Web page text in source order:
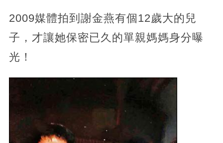
2009媒體拍到謝金燕有個12歲大的兒
子，才讓她保密已久的單親媽媽身分曝
光！